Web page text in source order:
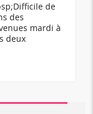
de
des
mardi à
deux